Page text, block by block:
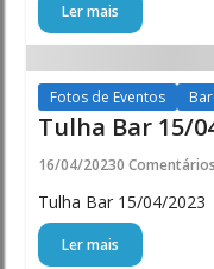
Ler mais
Fotos de Eventos
Tulha Bar 15/
16/04/20230 Comentários
Tulha Bar 15/04/2023
Ler mais